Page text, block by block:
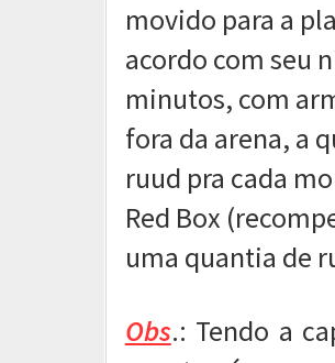
movido para a
acordo com seu
minutos, com
fora da arena, a
ruud pra cada
Red Box
uma quantia de
Obs.: Tendo a